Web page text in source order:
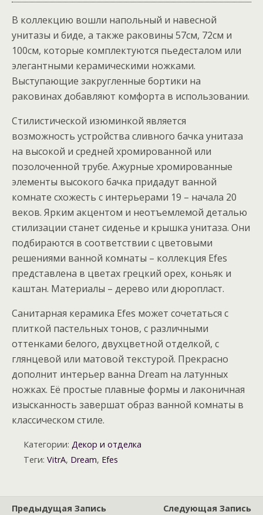
В коллекцию вошли напольный и навесной
унитазы и биде, а также раковины 57см, 72см и
100см, которые комплектуются пьедесталом или
элегантными керамическими ножками.
Выступающие закругленные бортики на
раковинах добавляют комфорта в использовании.
Стилистической изюминкой является
возможность устройства сливного бачка унитаза
на высокой и средней хромированной или
позолоченной трубе. Ажурные хромированные
элементы высокого бачка придадут ванной
комнате схожесть с интерьерами 19 – начала 20
веков. Ярким акцентом и неотъемлемой деталью
стилизации станет сиденье и крышка унитаза. Они
подбираются в соответствии с цветовыми
решениями ванной комнаты – коллекция Efes
представлена в цветах грецкий орех, коньяк и
каштан. Материалы – дерево или дюропласт.
Санитарная керамика Efes может сочетаться с
плиткой пастельных тонов, с различными
оттенками белого, двухцветной отделкой, с
глянцевой или матовой текстурой. Прекрасно
дополнит интерьер ванна Dream на латунных
ножках. Её простые плавные формы и лаконичная
изысканность завершат образ ванной комнаты в
классическом стиле.
Категории: Декор и отделка
Теги: VitrA, Dream, Efes
Предыдущая Запись
Следующая Запись